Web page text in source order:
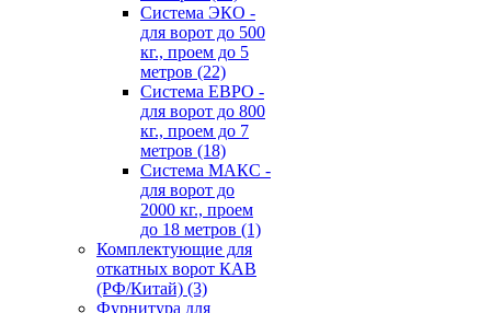
Система ЭКО -
для ворот до 500
кг., проем до 5
метров (22)
Система ЕВРО -
для ворот до 800
кг., проем до 7
метров (18)
Система МАКС -
для ворот до
2000 кг., проем
до 18 метров (1)
Комплектующие для
откатных ворот КАВ
(РФ/Китай) (3)
Фурнитура для